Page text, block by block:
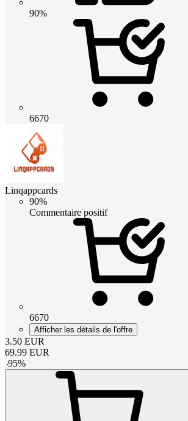
90%
6670
Linqappcards
90%
Commentaire positif
6670
Afficher les détails de l'offre
3.50 EUR
69.99 EUR
-95%